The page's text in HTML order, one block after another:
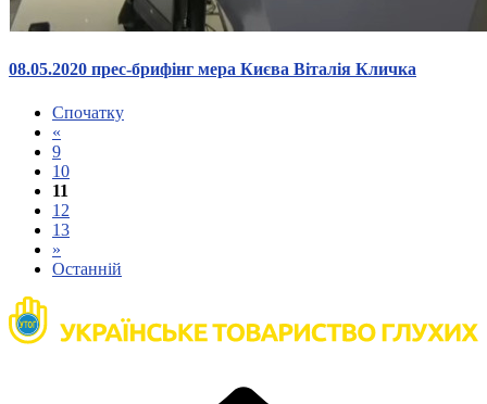
08.05.2020 прес-брифінг мера Києва Віталія Кличка
Спочатку
«
9
10
11
12
13
»
Останній